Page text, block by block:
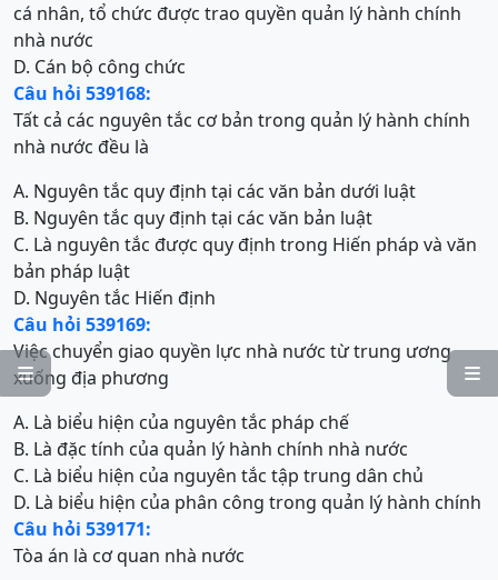


cá nhân, tổ chức được trao quyền quản lý hành chính
nhà nước
D. Cán bộ công chức
Câu hỏi 539168:
Tất cả các nguyên tắc cơ bản trong quản lý hành chính
nhà nước đều là
A. Nguyên tắc quy định tại các văn bản dưới luật
B. Nguyên tắc quy định tại các văn bản luật
C. Là nguyên tắc được quy định trong Hiến pháp và văn
bản pháp luật
D. Nguyên tắc Hiến định
Câu hỏi 539169:
Việc chuyển giao quyền lực nhà nước từ trung ương
xuống địa phương
A. Là biểu hiện của nguyên tắc pháp chế
B. Là đặc tính của quản lý hành chính nhà nước
C. Là biểu hiện của nguyên tắc tập trung dân chủ
D. Là biểu hiện của phân công trong quản lý hành chính
Câu hỏi 539171:
Tòa án là cơ quan nhà nước